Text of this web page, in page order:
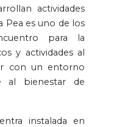
actividades
Pea es uno de los
para la
y actividades al
con un entorno
al bienestar de
instalada en